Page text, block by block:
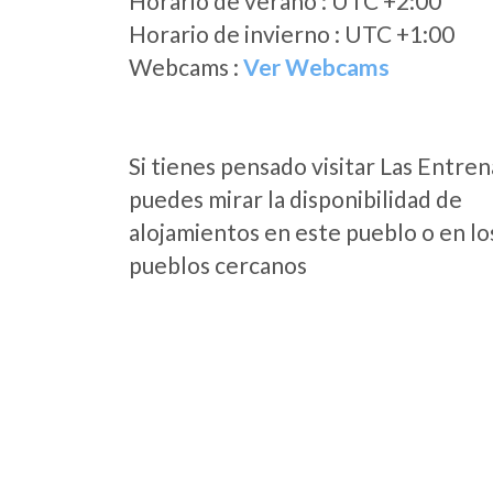
Horario de invierno : UTC +1:00
Webcams : Ver Webcams
Si tienes pensado visitar Las
puedes mirar la disponibilidad de
alojamientos en este pueblo o en
pueblos cercanos